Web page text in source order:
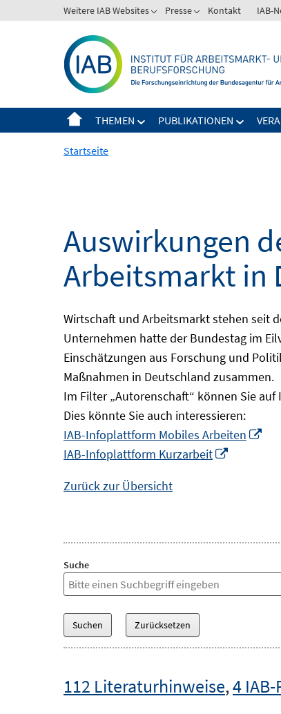
zum
Weitere IAB Websites Presse Kontakt IAB-
THEMEN PUBLIKATIONEN
Startseite
Auswirkungen
Arbeitsmarkt in
Wirtschaft und Arbeitsmarkt stehen seit
Unternehmen hatte der Bundestag im
Einschätzungen aus Forschung und
Maßnahmen in Deutschland zusammen.
Im Filter „Autorenschaft“ können Sie
Dies könnte Sie auch interessieren:
IAB-Infoplattform Mobiles Arbeiten
IAB-Infoplattform Kurzarbeit
Zurück zur Übersicht
Suche
112 Literaturhinweise,4